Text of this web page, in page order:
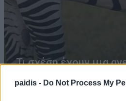
paidis - Do Not Process My
Τι σχέση έχουν μια
ζέβρα και μια μύγα;